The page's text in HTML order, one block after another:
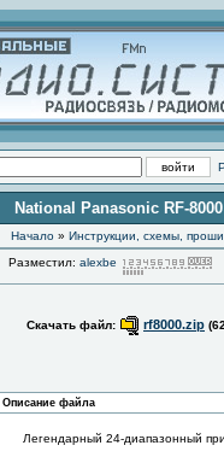
National Panasonic RF-
Начало » Инструкции, схемы,
Разместил: alexbe
Скачать файл: rf8000.zip
Описание файла
Легендарный 24-диапазонный